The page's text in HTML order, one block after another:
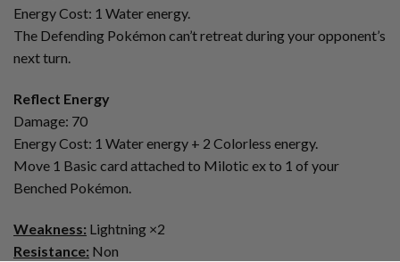
Energy Cost: 1 Water energy.
The Defending Pokémon can’t retreat during your opponent’s
next turn.
Reflect Energy
Damage: 70
Energy Cost: 1 Water energy + 2 Colorless energy.
Move 1 Basic card attached to Milotic ex to 1 of your
Benched Pokémon.
Weakness: Lightning ×2
Resistance: Non